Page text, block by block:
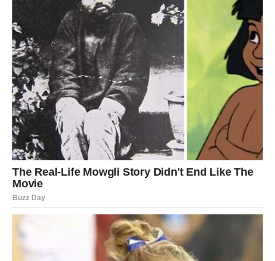
STRELAC
Novi horizonti se pojavljuju
Za Strelčeve, 10. januar donosi osećaj slobode. Vrata koja
su bila zatvorena u vezi sa putovanjima, učenjem ili ličnim
rastom sada se otvaraju. Dobijate priliku da proširite
vidike.
U ljubavi se javlja želja za avanturom, ali i za iskrenošću.
Ako ste u vezi, razgovor o budućnosti postaje neizbežan
– i oslobađajući.